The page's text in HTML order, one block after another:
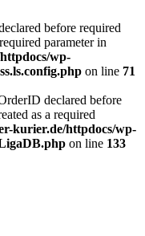
before required
parameter in
wp-
on line 71
declared before
as a required
kurier.de/httpdocs/wp-
on line 133